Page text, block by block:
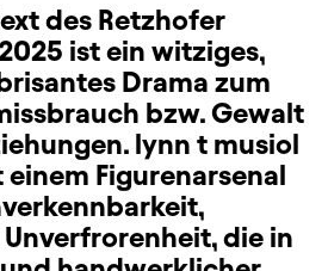
des Retzhofer
ist ein witziges,
Drama zum
bzw. Gewalt
lynn t musiol
Figurenarsenal
die in